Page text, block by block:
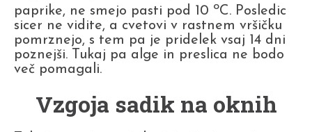
paprike, ne smejo pasti pod 10 oC. Posledic
sicer ne vidite, a cvetovi v rastnem vršičku
pomrznejo, s tem pa je pridelek vsaj 14 dni
poznejši. Tukaj pa alge in preslica ne bodo
več pomagali.
Vzgoja sadik na oknih